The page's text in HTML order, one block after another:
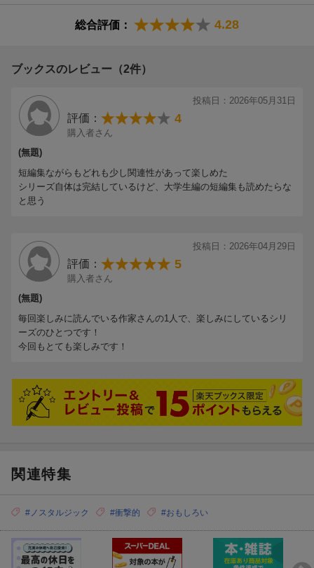
総合評価： 4.28
ブックスのレビュー（2件）
投稿日：2026年05月31日
評価： 4
購入者さん
(無題)
短編集ながらもどれも少し関連性があって楽しめた
シリーズ自体は完結しているけど、大学生編の短編集も読めたらな
と思う
投稿日：2026年04月29日
評価： 5
購入者さん
(無題)
毎回楽しみに読んでいる作家さんの1人で、楽しみにしているシリ
ーズのひとつです！
今回もとても楽しみです！
関連特集
#ノスタルジック #衝撃的 #おもしろい